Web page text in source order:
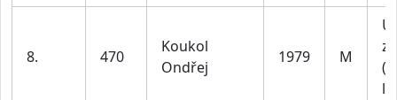
8. 470
Koukol
Ondřej
1979 M